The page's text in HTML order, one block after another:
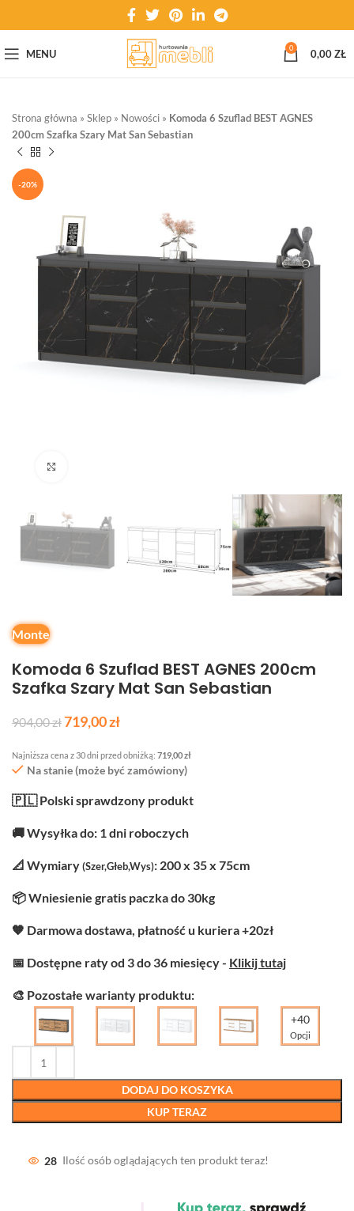
MENU 0 0,00ZŁ
Strona główna » Sklep » Nowości » Komoda 6 Szuflad BEST AGNES
200cm Szafka Szary Mat San Sebastian
-20%
Monte
Komoda 6 Szuflad BEST AGNES 200cm
Szafka Szary Mat San Sebastian
904,00zł719,00zł
Najniższa cena z 30 dni przed obniżką: 719,00zł
Na stanie (może być zamówiony)
🇵🇱 Polski sprawdzony produkt
🚚 Wysyłka do: 1 dni roboczych
📐 Wymiary(Szer,Głeb,Wys): 200 x 35 x 75cm
📦 Wniesienie gratis paczka do 30kg
🧡 Darmowa dostawa, płatność u kuriera +20zł
📅 Dostępne raty od 3 do 36 miesięcy - Klikij tutaj
🎨 Pozostałe warianty produktu:
+40
Opcji
DODAJ DO KOSZYKA
KUP TERAZ
28 Ilość osób oglądających ten produkt teraz!